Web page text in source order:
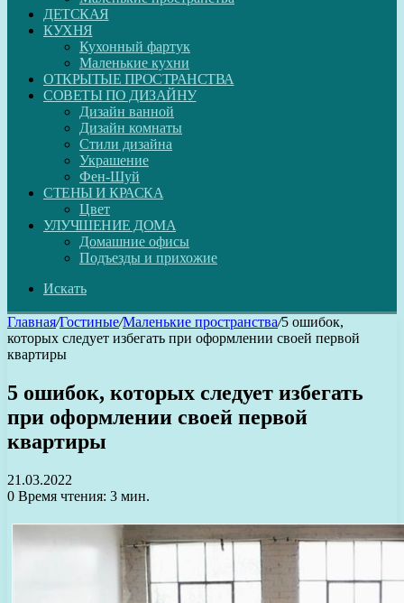
ДЕТСКАЯ
КУХНЯ
Кухонный фартук
Маленькие кухни
ОТКРЫТЫЕ ПРОСТРАНСТВА
СОВЕТЫ ПО ДИЗАЙНУ
Дизайн ванной
Дизайн комнаты
Стили дизайна
Украшение
Фен-Шуй
СТЕНЫ И КРАСКА
Цвет
УЛУЧШЕНИЕ ДОМА
Домашние офисы
Подъезды и прихожие
Искать
Главная/Гостиные/Маленькие пространства/5 ошибок,
которых следует избегать при оформлении своей первой
квартиры
5 ошибок, которых следует избегать
при оформлении своей первой
квартиры
21.03.2022
0 Время чтения: 3 мин.